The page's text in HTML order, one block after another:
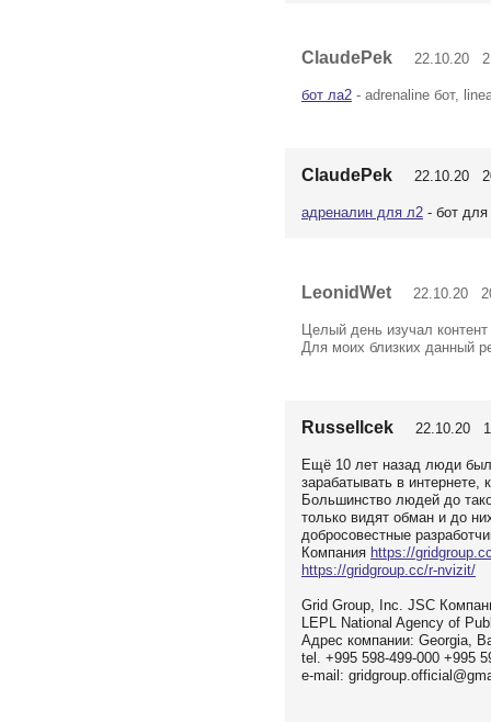
ClaudePek 22.10.20
бот ла2 - adrenaline бот,
ClaudePek 22.10.20
адреналин для л2 - бот
LeonidWet 22.10.20
Целый день изучал
Для моих близких данный
Russellcek 22.10.20
Ещё 10 лет назад люди
зарабатывать в
Большинство людей до
только видят обман и до
добросовестные
Компания https://
https://gridgroup.cc/r-nvizit/
Grid Group, Inc. JSC
LEPL National Agency of
Адрес компании: Georgia,
tel. +995 598-499-000 +995
e-mail: